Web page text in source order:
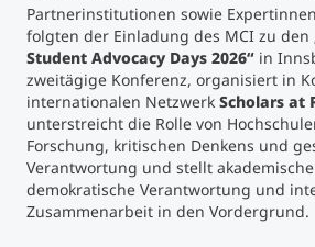
Maßgeschneiderte
Executive
Partnerinstitutionen sowie
folgten der Einladung des MCI zu den
Student Advocacy Days 2026“ in
zweitägige Konferenz, organisiert in
internationalen Netzwerk Scholars at
unterstreicht die Rolle von
Forschung, kritischen Denkens und
Verantwortung und stellt
demokratische Verantwortung und
Zusammenarbeit in den Vordergrund.